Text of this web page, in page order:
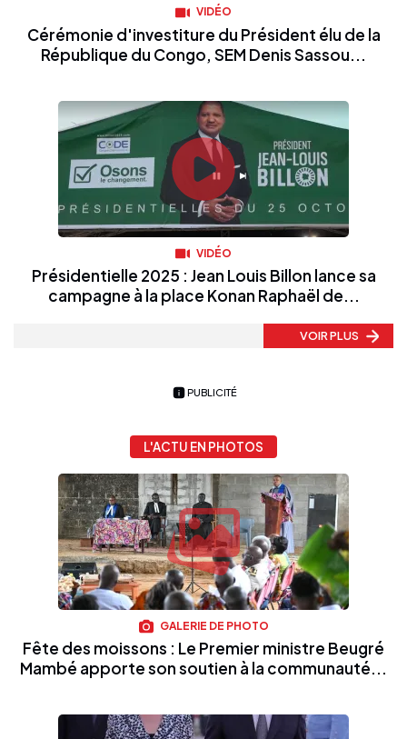
VIDÉO
Cérémonie d'investiture du Président élu de la
République du Congo, SEM Denis Sassou...
VIDÉO
Présidentielle 2025 : Jean Louis Billon lance sa
campagne à la place Konan Raphaël de...
VOIR PLUS
PUBLICITÉ
L'ACTU EN PHOTOS
GALERIE DE PHOTO
Fête des moissons : Le Premier ministre Beugré
Mambé apporte son soutien à la communauté...